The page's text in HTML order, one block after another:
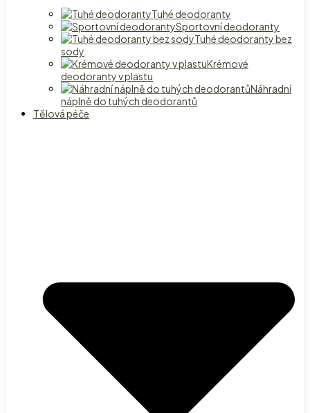
Tuhé deodoranty
Sportovní deodoranty
Tuhé deodoranty bez
sody
Krémové
deodoranty v plastu
Náhradní
náplně do tuhých deodorantů
Tělová péče